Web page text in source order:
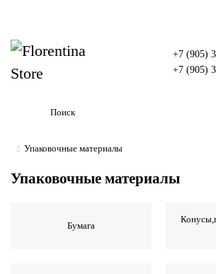
+7 (905)
+7 (905)
Упаковочные материалы
Упаковочные материалы
Бумага